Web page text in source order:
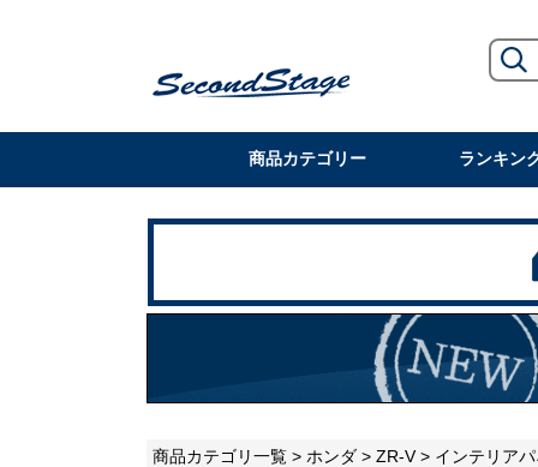
商品カテゴリー ランキン
商品カテゴリ一覧 > ホンダ > ZR-V> インテリア